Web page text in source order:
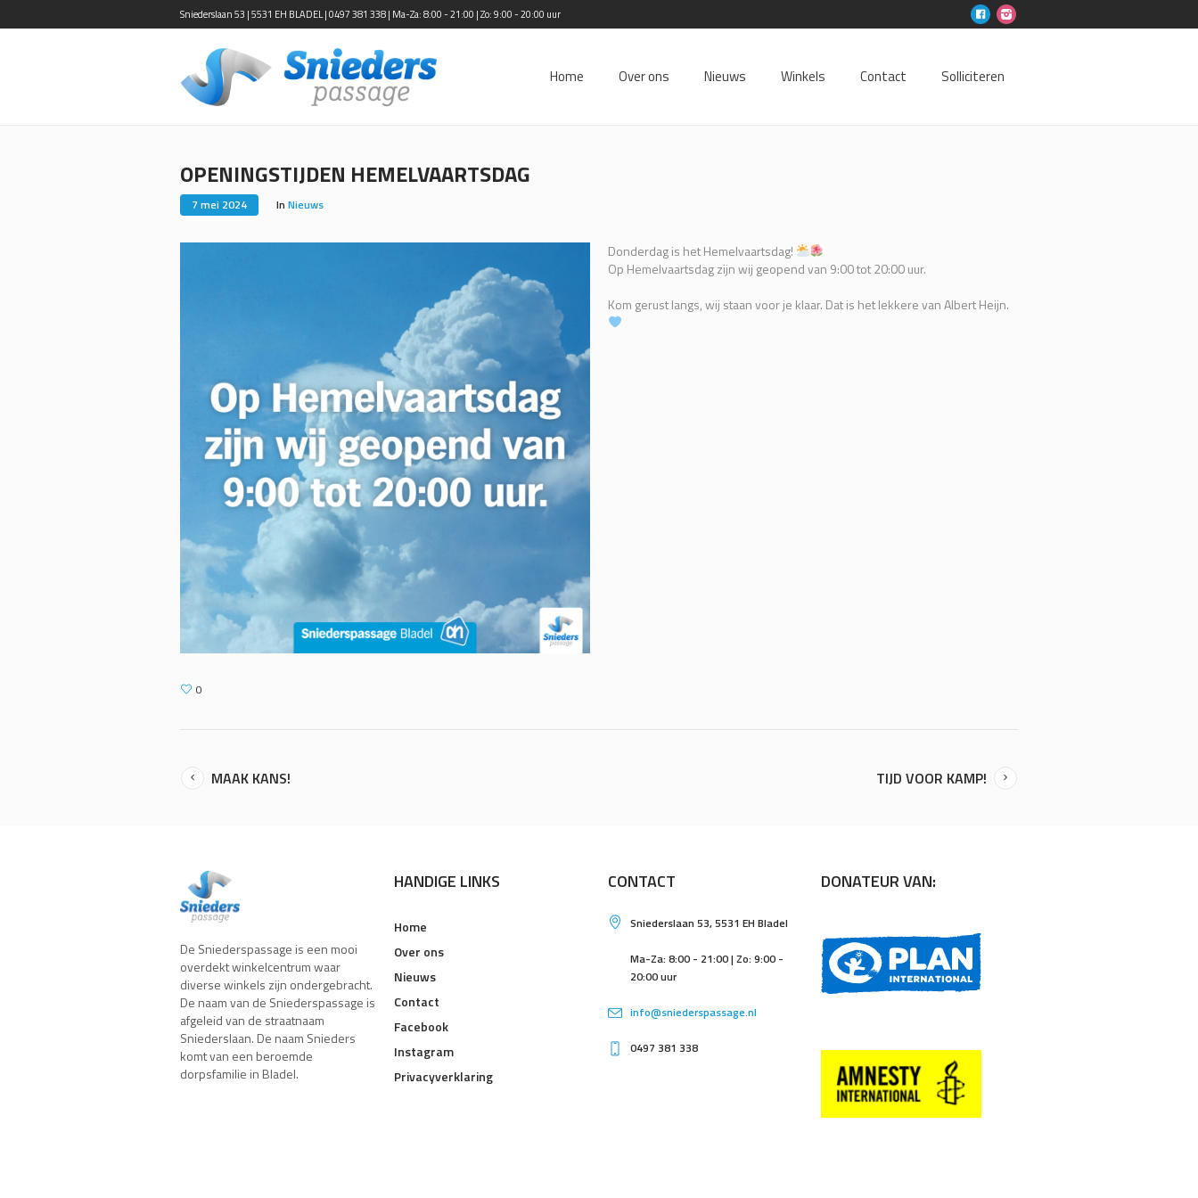
Sniederslaan 53 | 5531 EH BLADEL | 0497 381 338 | Ma-Za: 8:00 - 21:00 | Zo: 9:00 - 20:00 uur
Home Over ons Nieuws Winkels Contact Solliciteren
OPENINGSTIJDEN HEMELVAARTSDAG
7 mei 2024 In Nieuws
Donderdag is het Hemelvaartsdag!
Op Hemelvaartsdag zijn wij geopend van 9:00 tot 20:00 uur.
Kom gerust langs, wij staan voor je klaar. Dat is het lekkere van Albert Heijn.
0
MAAK KANS! TIJD VOOR KAMP!
De Sniederspassage is een mooi
overdekt winkelcentrum waar
diverse winkels zijn ondergebracht.
De naam van de Sniederspassage is
afgeleid van de straatnaam
Sniederslaan. De naam Snieders
komt van een beroemde
dorpsfamilie in Bladel.
HANDIGE LINKS
Home
Over ons
Nieuws
Contact
Facebook
Instagram
Privacyverklaring
CONTACT
Sniederslaan 53, 5531 EH Bladel
Ma-Za: 8:00 - 21:00 | Zo: 9:00 -
20:00 uur
info@sniederspassage.nl
0497 381 338
DONATEUR VAN: